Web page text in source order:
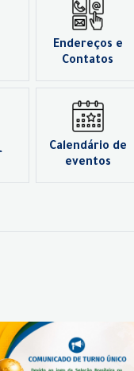
Endereços e
Contatos
Calendário de
eventos